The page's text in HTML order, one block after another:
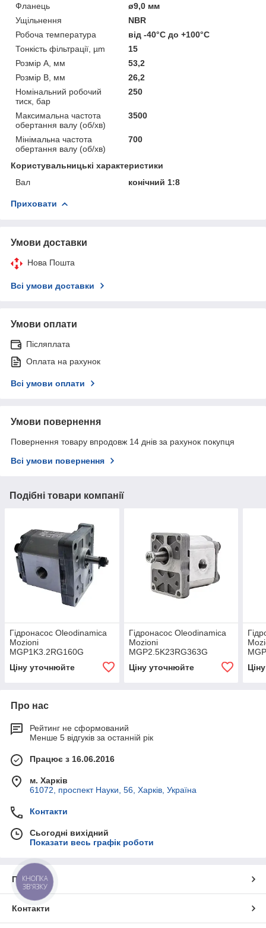
Фланець
ø9,0 мм
Ущільнення
NBR
Робоча температура
від -40°С до +100°С
Тонкість фільтрації, µm
15
Розмір A, мм
53,2
Розмір B, мм
26,2
Номінальний робочий
тиск, бар
250
Максимальна частота
обертання валу (об/хв)
3500
Мінімальна частота
обертання валу (об/хв)
700
Користувальницькі характеристики
Вал
конічний 1:8
Приховати
Умови доставки
Нова Пошта
Всі умови доставки
Умови оплати
Післяплата
Оплата на рахунок
Всі умови оплати
Умови повернення
Повернення товару впродовж 14 днів за рахунок покупця
Всі умови повернення
Подібні товари компанії
Гідронасос Oleodinamica
Mozioni
MGP1K3.2RG160G
Ціну уточнюйте
Гідронасос Oleodinamica
Mozioni
MGP2.5K23RG363G
Ціну уточнюйте
Про нас
Рейтинг не сформований
Менше 5 відгуків за останній рік
Працює з 16.06.2016
м. Харків
61072, проспект Науки, 56, Харків, Україна
Контакти
Сьогодні вихідний
Показати весь графік роботи
Про нас
Контакти
КНОПКА
ЗВ'ЯЗКУ